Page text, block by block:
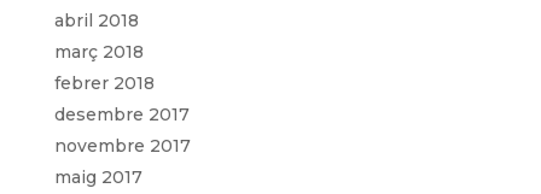
abril 2018
març 2018
febrer 2018
desembre 2017
novembre 2017
maig 2017